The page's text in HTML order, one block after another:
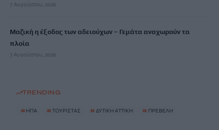
7 Αυγούστου, 2026
Μαζική η έξοδος των αδειούχων – Γεμάτα αναχωρούν τα
πλοία
7 Αυγούστου, 2026
TRENDING
# ΗΠΑ # ΤΟΥΡΙΣΤΑΣ # ΔΥΤΙΚΗ ΑΤΤΙΚΗ # ΠΡΕΒΕΛΗ